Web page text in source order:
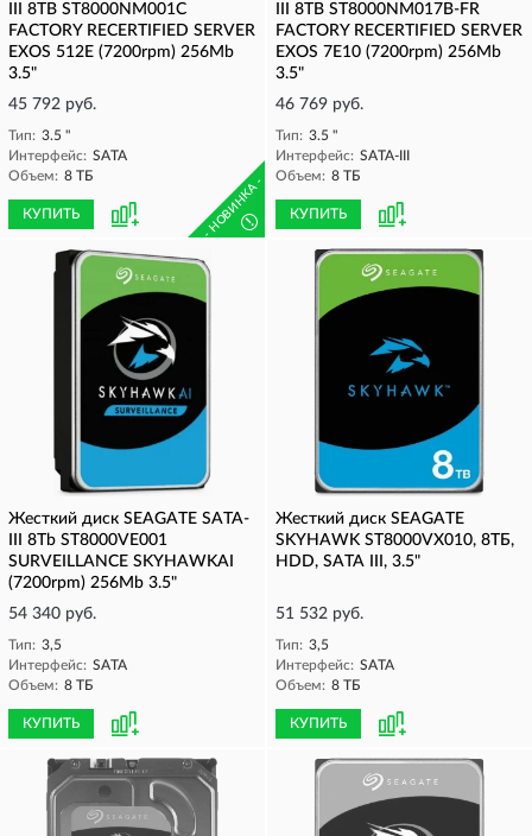
III 8TB ST8000NM001C
FACTORY RECERTIFIED SERVER
EXOS 512E (7200rpm) 256Mb
3.5"
45 792 руб.
Тип: 3.5 "
Интерфейс: SATA
Объем: 8 ТБ
КУПИТЬ - НОВИНКА -
!
III 8TB ST8000NM017B-FR
FACTORY RECERTIFIED SERVER
EXOS 7E10 (7200rpm) 256Mb
3.5"
46 769 руб.
Тип: 3.5 "
Интерфейс: SATA-III
Объем: 8 ТБ
КУПИТЬ
Жесткий диск SEAGATE SATA-
III 8Tb ST8000VE001
SURVEILLANCE SKYHAWKAI
(7200rpm) 256Mb 3.5"
54 340 руб.
Тип: 3,5
Интерфейс: SATA
Объем: 8 ТБ
КУПИТЬ
Жесткий диск SEAGATE
SKYHAWK ST8000VX010, 8ТБ,
HDD, SATA III, 3.5"
51 532 руб.
Тип: 3,5
Интерфейс: SATA
Объем: 8 ТБ
КУПИТЬ